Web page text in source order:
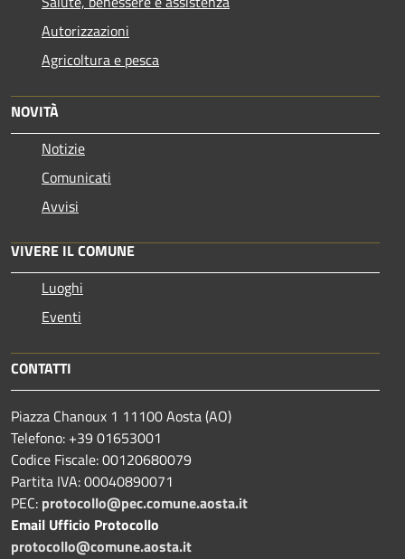
Autorizzazioni
Agricoltura e pesca
NOVITÀ
Notizie
Comunicati
Avvisi
VIVERE IL COMUNE
Luoghi
Eventi
CONTATTI
Piazza Chanoux 1 11100 Aosta (AO)
Telefono: +39 01653001
Codice Fiscale: 00120680079
Partita IVA: 00040890071
PEC: protocollo@pec.comune.aosta.it
Email Ufficio Protocollo
protocollo@comune.aosta.it